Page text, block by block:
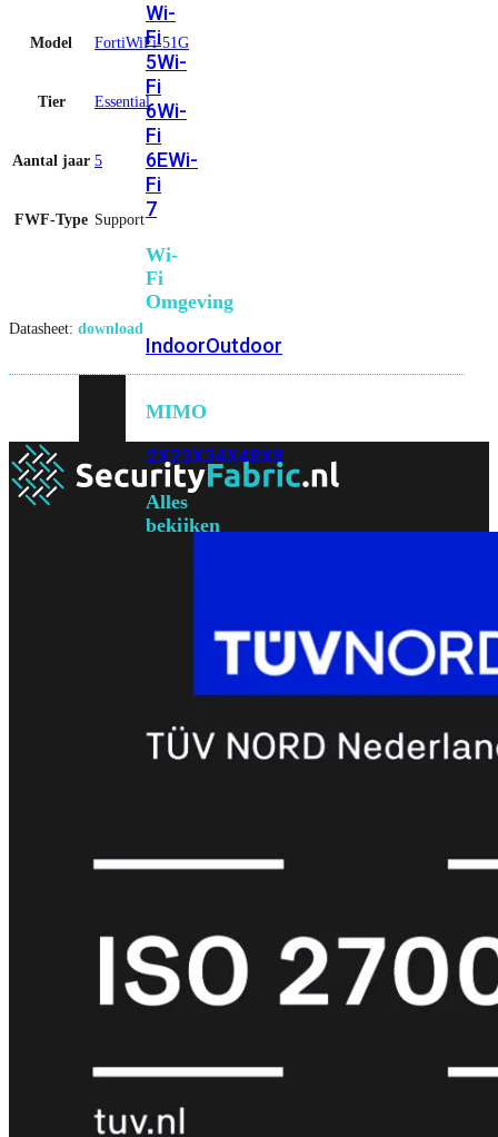
Wi-
Fi
5Wi-
Fi
6Wi-
Fi
6EWi-
Fi
7
Wi-
Fi
Omgeving
IndoorOutdoor
MIMO
2X23X34X48X8
Alles
bekijken
FortiGate
(FortiWiFi)
50GFortiWiFi
61F
FortiWiFi
70G FortiWiFi
81F
Licentie
Model FortiWiFi-51G
Tier Essential
Aantal jaar 5
FWF-Type Support
Datasheet: download